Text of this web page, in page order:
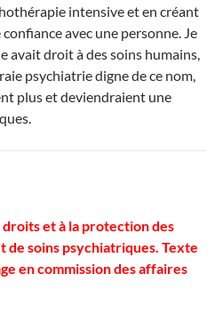
intensive et en créant
avec une personne. Je
avait droit à des soins humains,
psychiatrie digne de ce nom,
plus et deviendraient une
et à la protection des
de soins psychiatriques. Texte
en commission des affaires